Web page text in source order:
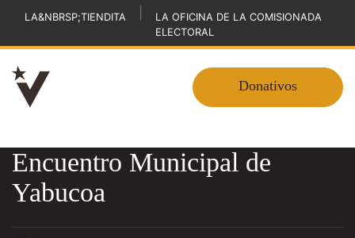
LA&NBRSP;TIENDITA
LA OFICINA DE LA COMISIONADA
ELECTORAL
Donativos
Encuentro Municipal de
Yabucoa